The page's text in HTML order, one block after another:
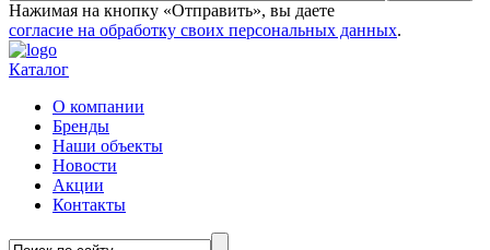
Нажимая на кнопку «Отправить», вы даете
согласие на обработку своих персональных данных.
Каталог
О компании
Бренды
Наши объекты
Новости
Акции
Контакты